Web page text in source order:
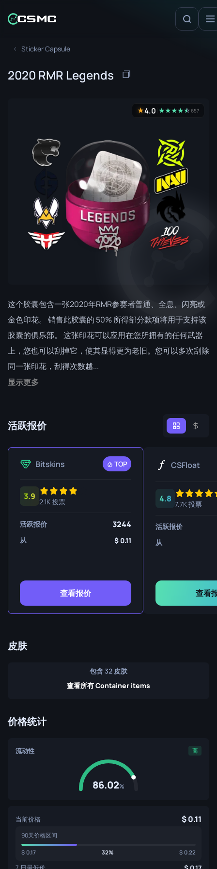
Sticker Capsule
2020 RMR Legends
★4.0 ★★★★★
☆657
这个胶囊包含一张2020年RMR参赛者普通、全息、闪亮或
金色印花。 销售此胶囊的 50% 所得部分款项将用于支持该
胶囊的俱乐部。 这张印花可以应用在您所拥有的任何武器
上，您也可以刮掉它，使其显得更为老旧。您可以多次刮除
同一张印花，刮得次数越...
显示更多
活跃报价
Bitskins TOP
3.9
2.1K 投票
活跃报价 3244
从 0.11
查看报价
CSFloat
4.8
7.7K 投票
活跃报价
从
查看
皮肤
包含 32 皮肤
查看所有 Container items
价格统计
流动性 高
86.02%
当前价格 0.11
90天价格区间
0.17 32% 0.22